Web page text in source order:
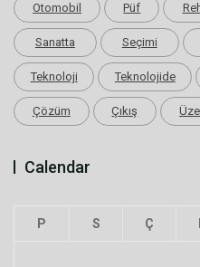
Otomobil Püf
Sanatta Seçimi
Teknoloji Teknolojide
Çözüm Çıkış
Calendar
P S Ç